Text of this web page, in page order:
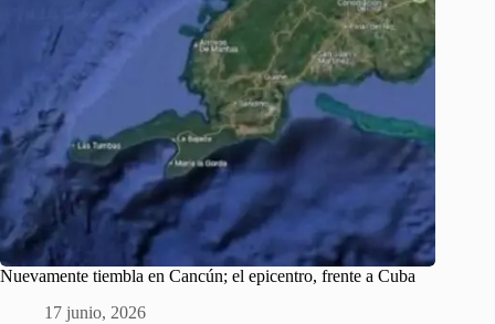
Nuevamente tiembla en Cancún; el epicentro, frente a Cuba
17 junio, 2026